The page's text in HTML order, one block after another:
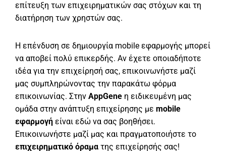
επίτευξη των επιχειρηματικών σας στόχων και τη
διατήρηση των χρηστών σας.
Η επένδυση σε δημιουργία mobile εφαρμογής μπορεί
να αποβεί πολύ επικερδής. Αν έχετε οποιαδήποτε
ιδέα για την επιχείρησή σας, επικοινωνήστε μαζί
μας συμπληρώνοντας την παρακάτω φόρμα
επικοινωνίας. Στην AppGene η ειδικευμένη μας
ομάδα στην ανάπτυξη επιχείρησης με mobile
εφαρμογή είναι εδώ να σας βοηθήσει.
Επικοινωνήστε μαζί μας και πραγματοποιήστε το
επιχειρηματικό όραμα της επιχείρησής σας!